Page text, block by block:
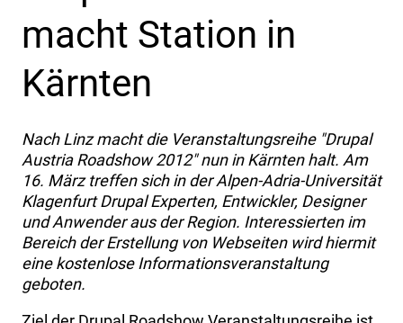
macht Station in
Kärnten
Nach Linz macht die Veranstaltungsreihe "Drupal
Austria Roadshow 2012" nun in Kärnten halt. Am
16. März treffen sich in der Alpen-Adria-Universität
Klagenfurt Drupal Experten, Entwickler, Designer
und Anwender aus der Region. Interessierten im
Bereich der Erstellung von Webseiten wird hiermit
eine kostenlose Informationsveranstaltung
geboten.